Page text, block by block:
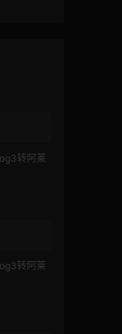
转阿莱
转阿莱